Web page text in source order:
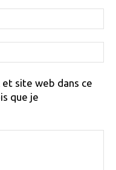
:
:
site web dans ce
que je